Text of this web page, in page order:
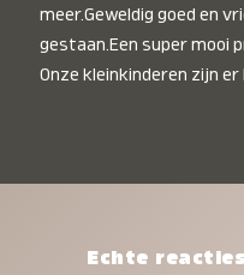
meer.Geweldig goed en
gestaan.Een super mooi
Onze kleinkinderen zijn
het waard.Echte